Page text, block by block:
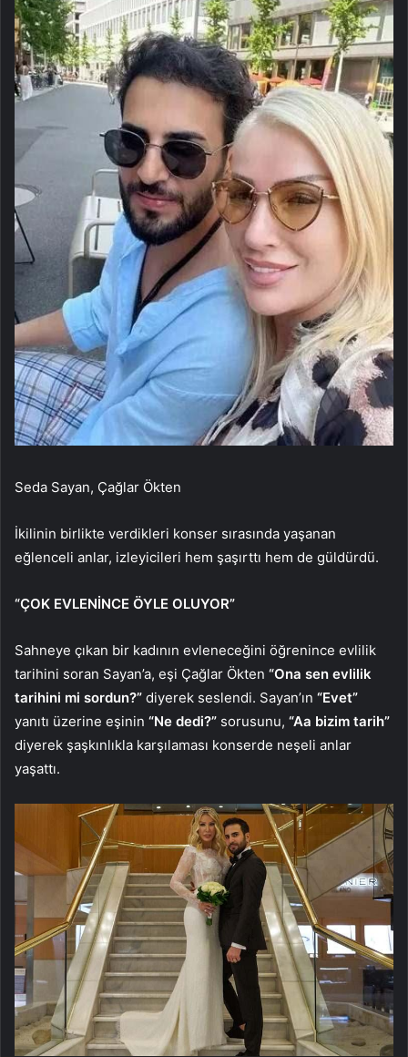
Seda Sayan, Çağlar Ökten
İkilinin birlikte verdikleri konser sırasında yaşanan
eğlenceli anlar, izleyicileri hem şaşırttı hem de güldürdü.
“ÇOK EVLENİNCE ÖYLE OLUYOR”
Sahneye çıkan bir kadının evleneceğini öğrenince evlilik
tarihini soran Sayan’a, eşi Çağlar Ökten “Ona sen evlilik
tarihini mi sordun?” diyerek seslendi. Sayan’ın “Evet”
yanıtı üzerine eşinin “Ne dedi?” sorusunu, “Aa bizim tarih”
diyerek şaşkınlıkla karşılaması konserde neşeli anlar
yaşattı.